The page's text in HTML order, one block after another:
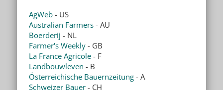
AgWeb - US
Australian Farmers - AU
Boerderij - NL
Farmer's Weekly - GB
La France Agricole - F
Landbouwleven - B
Österreichische Bauernzeitung - A
Schweizer Bauer - CH